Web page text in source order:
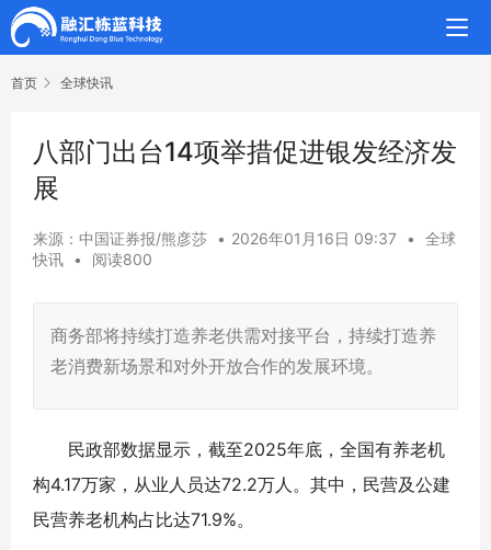
首页 全球快讯
八部门出台14项举措促进银发经济发
展
来源：中国证券报/熊彦莎 • 2026年01月16日 09:37 •
全球
快讯
• 阅读800
商务部将持续打造养老供需对接平台，持续打造养
老消费新场景和对外开放合作的发展环境。
民政部数据显示，截至2025年底，全国有养老机
构4.17万家，从业人员达72.2万人。其中，民营及公建
民营养老机构占比达71.9%。